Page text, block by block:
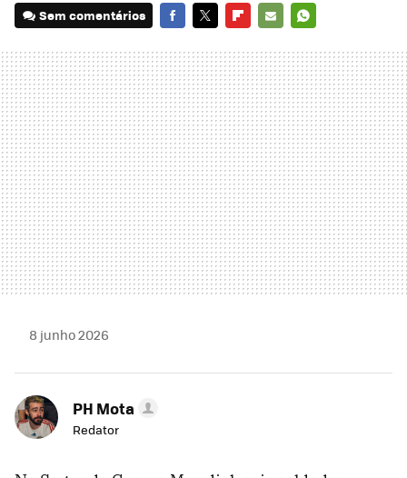
Sem comentários
MAIL
8 junho 2026
PH Mota
Redator